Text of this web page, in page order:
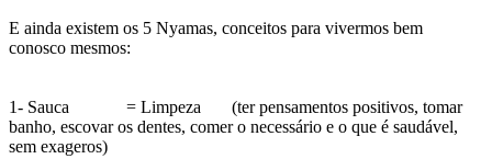
E ainda existem os 5 Nyamas, conceitos para vivermos bem
conosco mesmos:
1- Sauca = Limpeza (ter pensamentos positivos, tomar
banho, escovar os dentes, comer o necessário e o que é saudável,
sem exageros)